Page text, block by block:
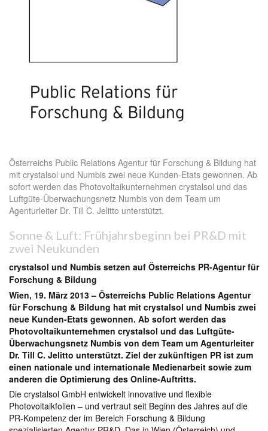
Österreichs Public Relations Agentur für Forschung & Bildung hat
mit crystalsol und Numbis zwei neue Kunden-Etats gewonnen. Ab
sofort werden das Photovoltaikunternehmen crystalsol und das
Luftgüte-Überwachungsnetz Numbis von dem Team um
Agenturleiter Dr. Till C. Jelitto unterstützt.
Sonne & Luft: Frühjahrsbeginn bei PR&D mit
zwei Neukunden
crystalsol und Numbis setzen auf Österreichs PR-Agentur für
Forschung & Bildung
Wien, 19. März 2013 – Österreichs Public Relations Agentur
für Forschung & Bildung hat mit crystalsol und Numbis zwei
neue Kunden-Etats gewonnen. Ab sofort werden das
Photovoltaikunternehmen crystalsol und das Luftgüte-
Überwachungsnetz Numbis von dem Team um Agenturleiter
Dr. Till C. Jelitto unterstützt. Ziel der zukünftigen PR ist zum
einen nationale und internationale Medienarbeit sowie zum
anderen die Optimierung des Online-Auftritts.
Die crystalsol GmbH entwickelt innovative und flexible
Photovoltaikfolien – und vertraut seit Beginn des Jahres auf die
PR-Kompetenz der im Bereich Forschung & Bildung